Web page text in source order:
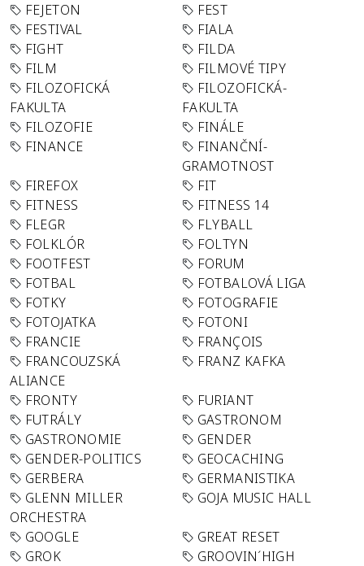
FEJETON
FEST
FESTIVAL
FIALA
FIGHT
FILDA
FILM
FILMOVÉ TIPY
FILOZOFICKÁ
FAKULTA
FILOZOFICKÁ-
FAKULTA
FILOZOFIE
FINÁLE
FINANCE
FINANČNÍ-
GRAMOTNOST
FIREFOX
FIT
FITNESS
FITNESS 14
FLEGR
FLYBALL
FOLKLÓR
FOLTYN
FOOTFEST
FORUM
FOTBAL
FOTBALOVÁ LIGA
FOTKY
FOTOGRAFIE
FOTOJATKA
FOTONI
FRANCIE
FRANÇOIS
FRANCOUZSKÁ
ALIANCE
FRANZ KAFKA
FRONTY
FURIANT
FUTRÁLY
GASTRONOM
GASTRONOMIE
GENDER
GENDER-POLITICS
GEOCACHING
GERBERA
GERMANISTIKA
GLENN MILLER
ORCHESTRA
GOJA MUSIC HALL
GOOGLE
GREAT RESET
GROK
GROOVIN´HIGH